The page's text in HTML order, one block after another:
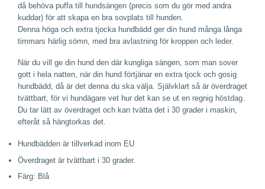
då behöva puffa till hundsängen (precis som du gör med andra
kuddar) för att skapa en bra sovplats till hunden.
Denna höga och extra tjocka hundbädd ger din hund många långa
timmars härlig sömn, med bra avlastning för kroppen och leder.
När du vill ge din hund den där kungliga sängen, som man sover
gott i hela natten, när din hund förtjänar en extra tjock och gosig
hundbädd, då är det denna du ska välja. Självklart så är överdraget
tvättbart, för vi hundägare vet hur det kan se ut en regnig höstdag.
Du tar lätt av överdraget och kan tvätta det i 30 grader i maskin,
efteråt så hängtorkas det.
Hundbädden är tillverkad inom EU
Överdraget är tvättbart i 30 grader.
Färg: Blå